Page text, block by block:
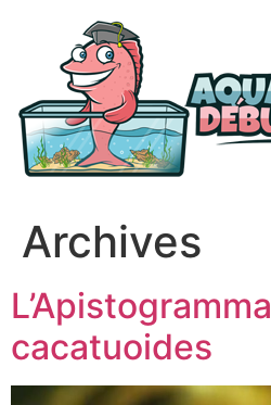
Archives
L’Apistogramma
cacatuoides